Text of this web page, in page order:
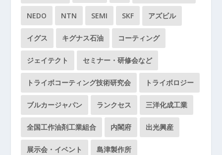
NEDO NTN SEMI SKF アズビル
イグス キグナス石油 コーティング
ジェイテクト セミナー・研修会など
トライボコーティング技術研究会 トライボロジー
ブルカージャパン ランクセス 三洋化成工業
全国工作油剤工業組合 内閣府 出光興産
展示会・イベント 島津製作所